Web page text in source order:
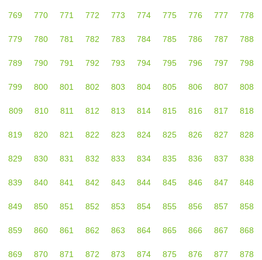
769 770 771 772 773 774 775 776 777 778
779 780 781 782 783 784 785 786 787 788
789 790 791 792 793 794 795 796 797 798
799 800 801 802 803 804 805 806 807 808
809 810 811 812 813 814 815 816 817 818
819 820 821 822 823 824 825 826 827 828
829 830 831 832 833 834 835 836 837 838
839 840 841 842 843 844 845 846 847 848
849 850 851 852 853 854 855 856 857 858
859 860 861 862 863 864 865 866 867 868
869 870 871 872 873 874 875 876 877 878